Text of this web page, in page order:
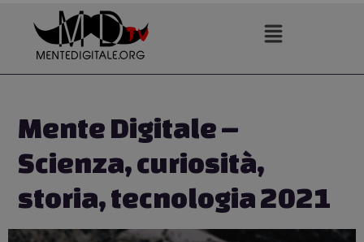
contenuto
Mente Digitale –
Scienza, curiosità,
storia, tecnologia 2021